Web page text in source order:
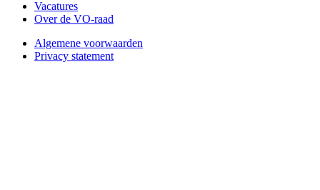
Vacatures
Over de VO-raad
Algemene voorwaarden
Privacy statement